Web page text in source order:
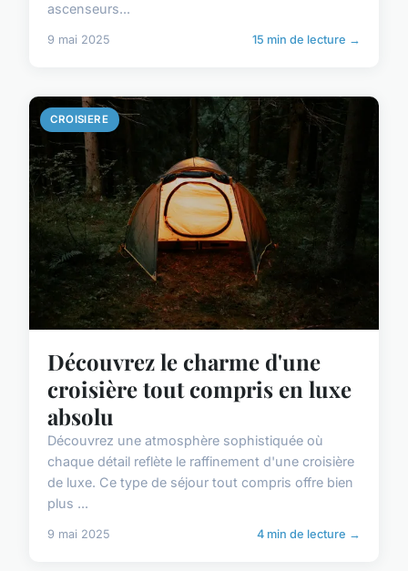
ascenseurs...
9 mai 2025 15 min de lecture →
CROISIERE
Découvrez le charme d'une
croisière tout compris en luxe
absolu
Découvrez une atmosphère sophistiquée où
chaque détail reflète le raffinement d'une croisière
de luxe. Ce type de séjour tout compris offre bien
plus ...
9 mai 2025 4 min de lecture →